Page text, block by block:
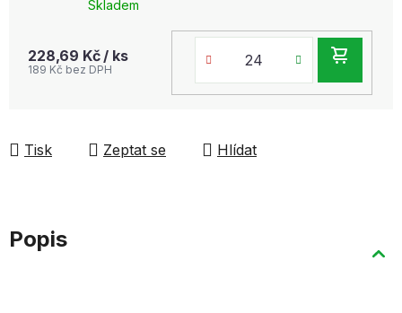
Skladem
228,69 Kč / ks
189 Kč bez DPH
Tisk Zeptat se Hlídat
Popis